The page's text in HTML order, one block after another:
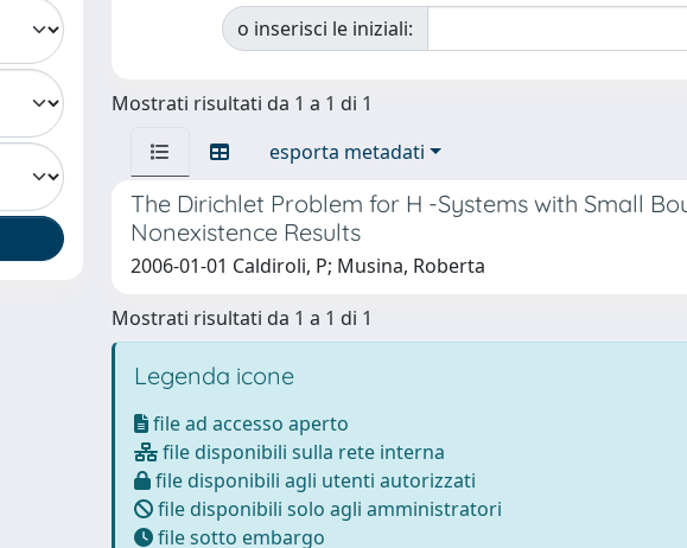
o inserisci le iniziali:
Mostrati risultati da 1 a 1 di 1
esporta metadati
The Dirichlet Problem for H -Systems with Small
Nonexistence Results
2006-01-01 Caldiroli, P; Musina, Roberta
Mostrati risultati da 1 a 1 di 1
Legenda icone
file ad accesso aperto
file disponibili sulla rete interna
file disponibili agli utenti autorizzati
file disponibili solo agli amministratori
file sotto embargo